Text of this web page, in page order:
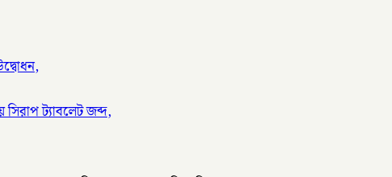
সিরাপ ট্যাবলেট জব্দ,